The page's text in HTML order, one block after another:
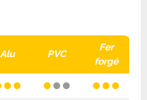
Alu PVC
Fer
forgé